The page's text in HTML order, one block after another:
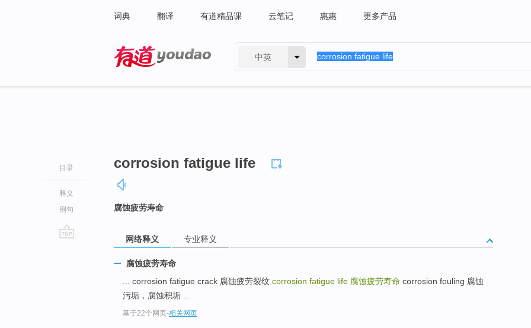
词典 翻译 有道精品课 云笔记 惠惠 更多产品
中英
目录
释义
例句
corrosion fatigue life
腐蚀疲劳寿命
网络释义 专业释义
腐蚀疲劳寿命
... corrosion fatigue crack 腐蚀疲劳裂纹 corrosion fatigue life 腐蚀疲劳寿命 corrosion fouling 腐蚀
污垢，腐蚀积垢 ...
基于22个网页-相关网页